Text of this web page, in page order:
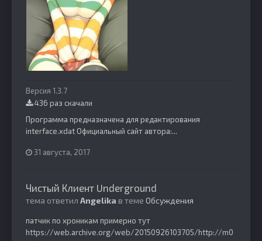
Версия 1.3.7
436 раз скачали
Программа предназначена для редактирования
interface.xdat Официальный сайт автора:...
31 августа, 2017
Чистый Клиент Underground
тема ответил Angelika в теме Обсуждения
патчик по хроникам примерно тут
https://web.archive.org/web/20150926103705/http://m0